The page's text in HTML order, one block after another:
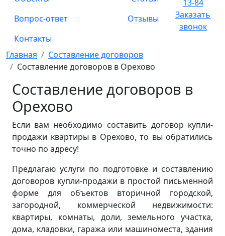
Вопрос-ответ
Отзывы
Контакты
13-84
Заказать
звонок
Главная
Составление договоров
Составление договоров в Орехово
Составление договоров в
Орехово
Если вам необходимо составить договор купли-
продажи квартиры в Орехово, то вы обратились
точно по адресу!
Предлагаю услуги по подготовке и составлению
договоров купли-продажи в простой письменной
форме для объектов вторичной городской,
загородной, коммерческой недвижимости:
квартиры, комнаты, доли, земельного участка,
дома, кладовки, гаража или машиноместа, здания